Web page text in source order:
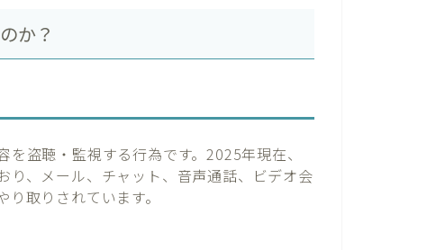
か？
盗聴・監視する行為です。2025年現在、
、メール、チャット、音声通話、ビデオ会
取りされています。